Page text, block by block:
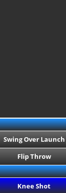
Swing Over Launch
Flip Throw
Knee Shot